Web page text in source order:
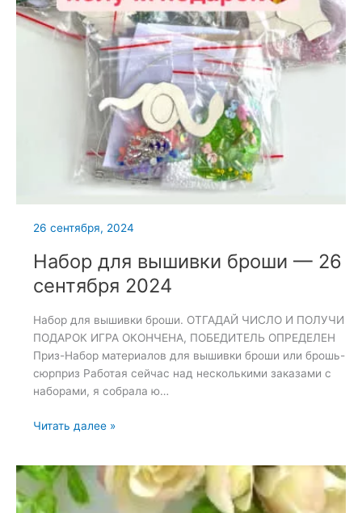
26 сентября, 2024
Набор для вышивки броши — 26
сентября 2024
Набор для вышивки броши. ОТГАДАЙ ЧИСЛО И ПОЛУЧИ
ПОДАРОК ИГРА ОКОНЧЕНА, ПОБЕДИТЕЛЬ ОПРЕДЕЛЕН
Приз-Набор материалов для вышивки броши или брошь-
сюрприз Работая сейчас над несколькими заказами с
наборами, я собрала ю…
Набор
броши
—
Читать далее »